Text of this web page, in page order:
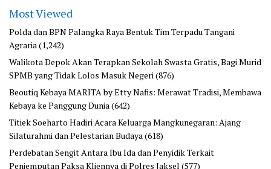
Most Viewed
Polda dan BPN Palangka Raya Bentuk Tim Terpadu Tangani
Agraria (1,242)
Walikota Depok Akan Terapkan Sekolah Swasta Gratis, Bagi Murid
SPMB yang Tidak Lolos Masuk Negeri (876)
Beoutiq Kebaya MARITA by Etty Nafis: Merawat Tradisi, Membawa
Kebaya ke Panggung Dunia (642)
Titiek Soeharto Hadiri Acara Keluarga Mangkunegaran: Ajang
Silaturahmi dan Pelestarian Budaya (618)
Perdebatan Sengit Antara Ibu Ida dan Penyidik Terkait
Penjemputan Paksa Kliennya di Polres Jaksel (577)